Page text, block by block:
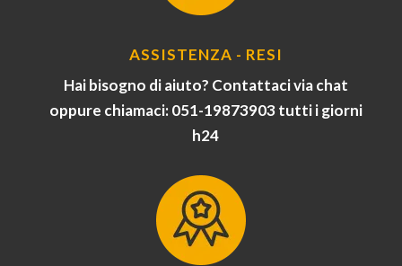
ASSISTENZA - RESI
Hai bisogno di aiuto? Contattaci via chat
oppure chiamaci: 051-19873903 tutti i giorni
h24